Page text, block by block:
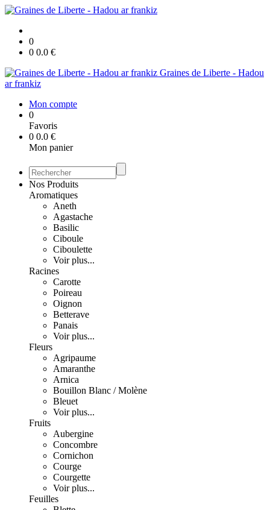
0
0 0.0 €
Graines de Liberte - Hadou
ar frankiz
Mon compte
0
Favoris
0 0.0 €
Mon panier
Nos Produits
Aromatiques
Aneth
Agastache
Basilic
Ciboule
Ciboulette
Voir plus...
Racines
Carotte
Poireau
Oignon
Betterave
Panais
Voir plus...
Fleurs
Agripaume
Amaranthe
Arnica
Bouillon Blanc / Molène
Bleuet
Voir plus...
Fruits
Aubergine
Concombre
Cornichon
Courge
Courgette
Voir plus...
Feuilles